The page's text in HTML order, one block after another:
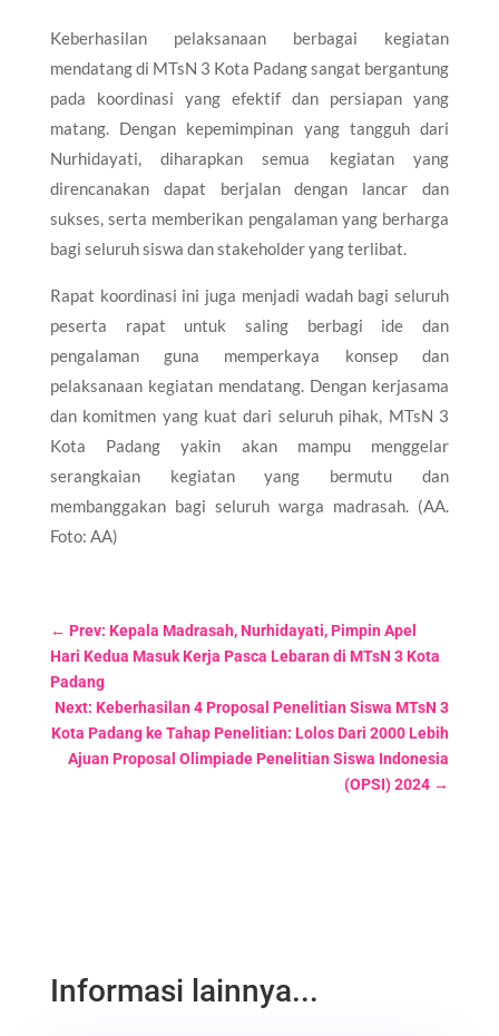
Keberhasilan pelaksanaan berbagai kegiatan
mendatang di MTsN 3 Kota Padang sangat bergantung
pada koordinasi yang efektif dan persiapan yang
matang. Dengan kepemimpinan yang tangguh dari
Nurhidayati, diharapkan semua kegiatan yang
direncanakan dapat berjalan dengan lancar dan
sukses, serta memberikan pengalaman yang berharga
bagi seluruh siswa dan stakeholder yang terlibat.
Rapat koordinasi ini juga menjadi wadah bagi seluruh
peserta rapat untuk saling berbagi ide dan
pengalaman guna memperkaya konsep dan
pelaksanaan kegiatan mendatang. Dengan kerjasama
dan komitmen yang kuat dari seluruh pihak, MTsN 3
Kota Padang yakin akan mampu menggelar
serangkaian kegiatan yang bermutu dan
membanggakan bagi seluruh warga madrasah. (AA.
Foto: AA)
← Prev: Kepala Madrasah, Nurhidayati, Pimpin Apel
Hari Kedua Masuk Kerja Pasca Lebaran di MTsN 3 Kota
Padang
Next: Keberhasilan 4 Proposal Penelitian Siswa MTsN 3
Kota Padang ke Tahap Penelitian: Lolos Dari 2000 Lebih
Ajuan Proposal Olimpiade Penelitian Siswa Indonesia
(OPSI) 2024 →
Informasi lainnya...